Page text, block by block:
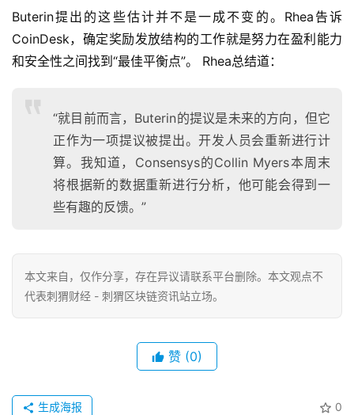
Buterin提出的这些估计并不是一成不变的。Rhea告诉
CoinDesk，确定奖励发放结构的工作就是努力在盈利能力
和安全性之间找到“最佳平衡点”。 Rhea总结道：
“就目前而言，Buterin的提议是未来的方向，但它
正作为一项提议被提出。开发人员会重新进行计
算。我知道，Consensys的Collin Myers本周末
将根据新的数据重新进行分析，他可能会得到一
些有趣的反馈。”
本文来自 ，仅作分享，存在异议请联系平台删除。本文观点不
代表刺猬财经 - 刺猬区块链资讯站立场。
赞 (0)
0
生成海报